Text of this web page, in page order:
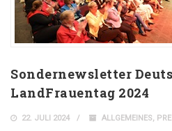
Sondernewsletter
LandFrauentag 2024
22. JULI 2024 ALLGEMEINES,